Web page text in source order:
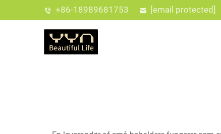
+86-18989681753 [email protected]